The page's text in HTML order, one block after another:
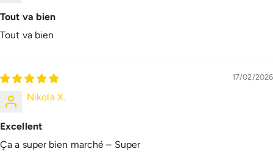
Tout va bien
Tout va bien
17/02/2026
Nikola X.
Excellent
Ça a super bien marché – Super